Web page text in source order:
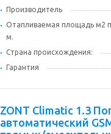
Производитель
Отапливаемая площадь м2
м.
Страна происхождения:
Гарантия
ZONT Climatic 1.3
автоматический